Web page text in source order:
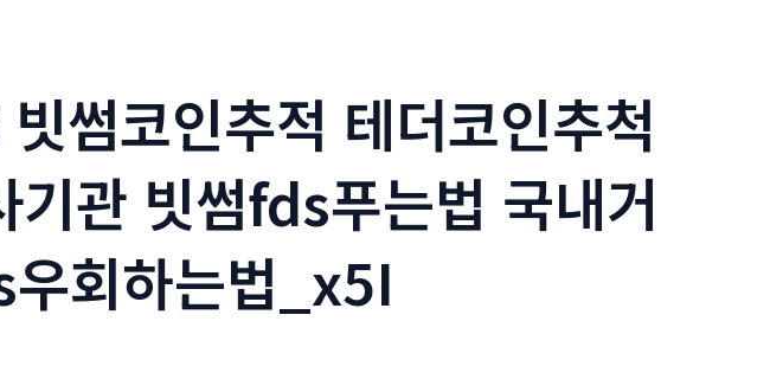
썸코인추적 테더코인추척
관 빗썸fds푸는법 국내거
회하는법_x5I